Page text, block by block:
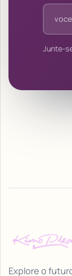
Junte-
Explore o